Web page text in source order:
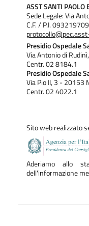
ASST SANTI PAOLO
Sede Legale: Via
C.F. / P.I.
Presidio Ospedale
Via Antonio di
Centr. 02 8184.1
Presidio Ospedale
Via Pio II, 3 - 20153
Centr. 02 4022.1
Sito web realizzato
Aderiamo allo
dell'informazione